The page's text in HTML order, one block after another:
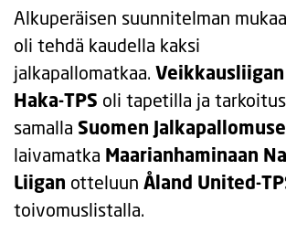
Alkuperäisen suunnitelman
oli tehdä kaudella kaksi
jalkapallomatkaa. Veikkausliigan
Haka-TPS oli tapetilla ja
samalla Suomen
laivamatka Maarianhaminaan
Liigan otteluun Åland United-
toivomuslistalla.